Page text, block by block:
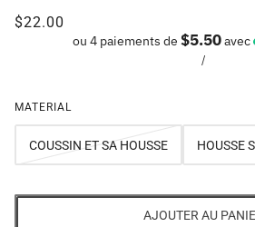
$22.00
ou 4 paiements de $5.50avec
/
MATERIAL
COUSSIN ET SA HOUSSE HOUSSE
AJOUTER AU